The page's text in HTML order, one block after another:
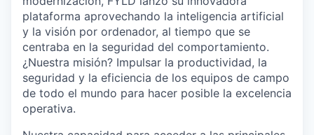
plataforma aprovechando la inteligencia artificial
y la visión por ordenador, al tiempo que se
centraba en la seguridad del comportamiento.
¿Nuestra misión? Impulsar la productividad, la
seguridad y la eficiencia de los equipos de campo
de todo el mundo para hacer posible la excelencia
operativa.